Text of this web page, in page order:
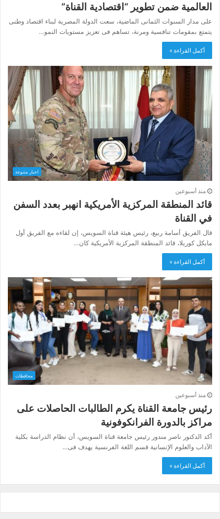
العالمية ضمن تطوير “اقتصادية القناة”
على مدار السنوات الثمانى الماضية، سعت الدولة المصرية لبناء اقتصاد وطنى
يتمتع بمقومات تنافسية ومرنة، تساهم فى تعزيز مستويات النمو…
أكمل القراءة »
اخبار متنوعة
منذ أسبوعين
قائد المنطقة المركزية الأمريكية انهبر بعدد السفن
في القناة
قال الفريق أسامة ربيع، رئيس هيئة قناة السويس، إن لقاءه مع الفريق أول
مايكل كوريلا، قائد المنطقة المركزية الأمريكية كان…
أكمل القراءة »
محافظات
منذ أسبوعين
رئيس جامعة القناة يكرم الطالبات الحاصلات على
مراكز بالدورة الفرانكوفونية
أكد الدكتور ناصر مندور رئيس جامعة قناة السويس، أن نظام الدراسة بكلية
الآداب والعلوم الإنسانية قسم اللغة الفرنسية يهدف فى…
أكمل القراءة »